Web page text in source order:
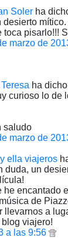
Soler ha
desierto
toca pisarlo!!!
marzo de
Teresa ha
curioso lo de
saludo
marzo de
ella viajeros
duda, un
he encantado
de
llevarnos a
viajero!
a las 9:56